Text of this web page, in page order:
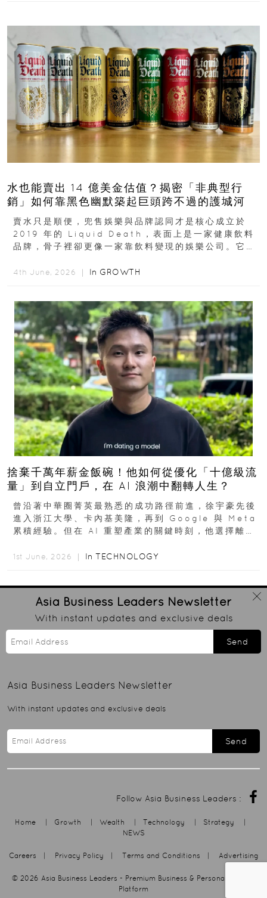
水也能賣出 14 億美金估值？揭密「非典型行
銷」如何靠黑色幽默築起巨頭跨不過的護城河
賣水只是順便，兜售娛樂與品牌認同才是核心成立於
2019 年的 Liquid Death，表面上是一家健康飲料
品牌，骨子裡卻更像一家靠飲料變現的娛樂公司。它最
4th June, 2026 ｜ In GROWTH
捨棄千萬年薪金飯碗！他如何從優化「十億級流
量」到自立門戶，在 AI 浪潮中翻轉人生？
曾沿著中華圈菁英最熟悉的成功路徑前進，徐宇豪先後
進入浙江大學、卡內基美隆，再到 Google 與 Meta
累積經驗。但在 AI 重塑產業的關鍵時刻，他選擇離開
1st June, 2026 ｜ In TECHNOLOGY
Asia Business Leaders Newsletter
With instant updates and exclusive deals
Send
Asia Business Leaders Newsletter
With instant updates and exclusive deals
Send
Follow Asia Business Leaders :
Home | Growth | Wealth | Technology | Strategy
|
NEWS
Careers | Privacy Policy | Terms and Conditions | Advertising
© 2026 Asia Business Leaders - Premium Business & Personal Growth
Platform